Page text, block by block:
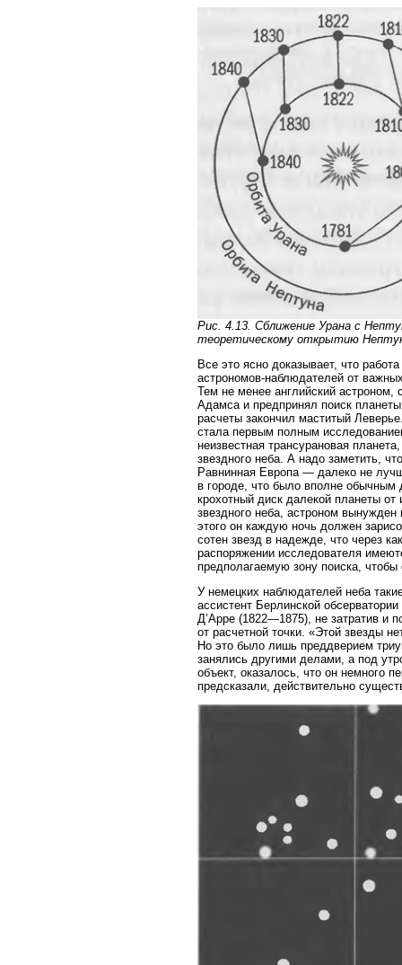
Рис. 4.13. Сближение Урана с
теоретическому открытию
Все это ясно доказывает, что
астрономов-наблюдателей от
Тем не менее английский астроном,
Адамса и предпринял поиск
расчеты закончил маститый
стала первым полным
неизвестная трансурановая
звездного неба. А надо заметить,
Равнинная Европа — далеко не
в городе, что было вполне обычным
крохотный диск далекой планеты
звездного неба, астроном
этого он каждую ночь должен
сотен звезд в надежде, что через
распоряжении исследователя
предполагаемую зону поиска,
У немецких наблюдателей неба
ассистент Берлинской
Д’Арре (1822—1875), не затратив и
от расчетной точки. «Этой звезды
Но это было лишь преддверием
занялись другими делами, а под
объект, оказалось, что он немного
предсказали, действительно